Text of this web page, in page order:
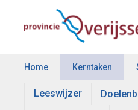
Home Kerntaken
Leeswijzer